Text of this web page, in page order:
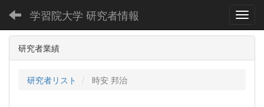
学習院大学 研究者情報
研究者業績
研究者リスト 時安 邦治